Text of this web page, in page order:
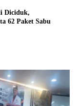
Diciduk,
62 Paket Sabu